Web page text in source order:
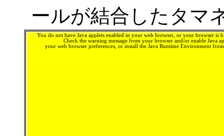
ールが結合したタマ
You do not have Java applets enabled in your web browser, or your browser is
Check the warning message from your browser and/or enable Java
your web browser preferences, or install the Java Runtime Environment